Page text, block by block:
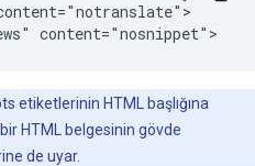
content="nosnippet">
etiketlerinin HTML başlığına
HTML belgesinin gövde
de uyar.